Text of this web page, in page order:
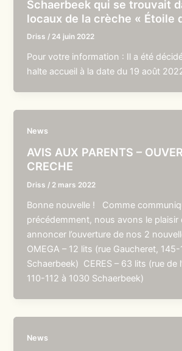
Schaerbeek qui se trouvait
locaux de la crèche « Étoile
Driss / 24 juin 2022
Pour votre information : Il a été
halte accueil à la date du 19 août
News
AVIS AUX PARENTS –
CRECHE
Driss / 2 mars 2022
Bonne nouvelle ! Comme
précédemment, nous avons le plaisir
annoncer l’ouverture de nos 2
OMEGA – 12 lits (rue Gaucheret,
Schaerbeek) CERES – 63 lits (rue de
110-112 à 1030 Schaerbeek)
News